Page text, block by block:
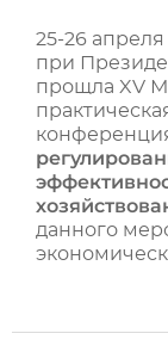
25-26
при
прощла XV
данного